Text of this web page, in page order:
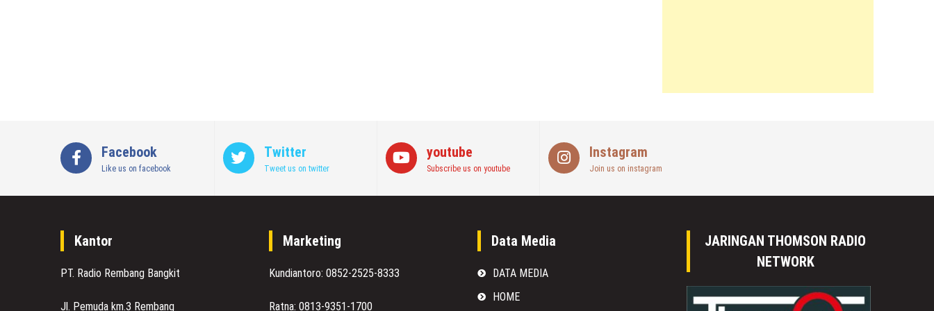
Facebook
Like us on facebook
Twitter
Tweet us on twitter
youtube
Subscribe us on youtube
Instagram
Join us on instagram
Kantor
PT. Radio Rembang Bangkit
Jl. Pemuda km.3 Rembang
Marketing
Kundiantoro: 0852-2525-8333
Ratna: 0813-9351-1700
Data Media
DATA MEDIA
HOME
JARINGAN THOMSON RADIO
NETWORK